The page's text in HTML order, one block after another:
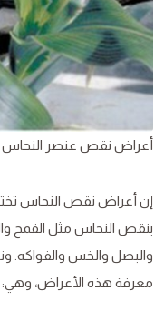
أعراض نقص عنصر النحاس
إن أعراض نقص النحاس
بنقص النحاس مثل القمح
والبصل والخس والفواكه.
معرفة هذه الأعراض، وهي: